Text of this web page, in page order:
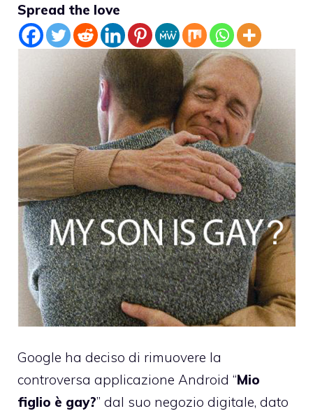
Spread the love
Google ha deciso di rimuovere la
controversa applicazione Android “Mio
figlio è gay?” dal suo negozio digitale, dato